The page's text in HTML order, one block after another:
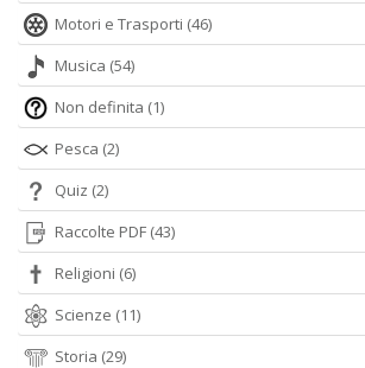
Motori e Trasporti (46)
Musica (54)
Non definita (1)
Pesca (2)
Quiz (2)
Raccolte PDF (43)
Religioni (6)
Scienze (11)
Storia (29)